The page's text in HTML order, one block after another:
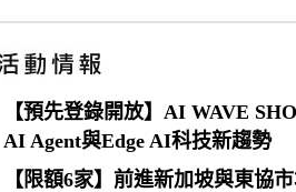
【預先登錄開放】AI WAVE
AI Agent與Edge AI科技新趨勢
【限額6家】前進新加坡與東協